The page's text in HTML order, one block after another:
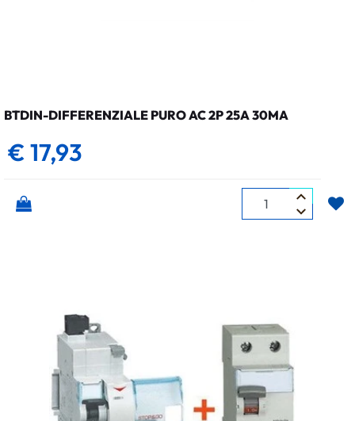
BTDIN-DIFFERENZIALE PURO AC 2P 25A 30MA
€ 17,93
Quantità